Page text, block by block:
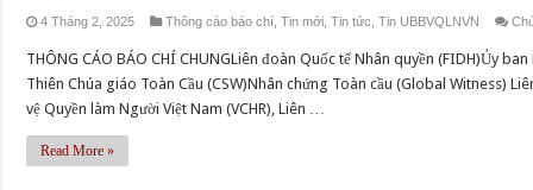
4 Tháng 2, 2025 Thông cáo báo chí ,Tin mới ,Tin tức ,Tin UBBVQLNVN
THÔNG CÁO BÁO CHÍ CHUNGLiên đoàn Quốc tế Nhân quyền (FIDH)Ủy
Thiên Chúa giáo Toàn Cầu (CSW)Nhân chứng Toàn cầu (Global Witness)
vệ Quyền làm Người Việt Nam (VCHR), Liên …
Read More »